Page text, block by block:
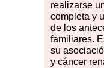
realizarse
completa y
de los
familiares.
su
y cáncer